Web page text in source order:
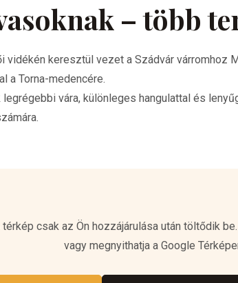
– több
keresztül vezet a Szádvár várromhoz
a Torna-medencére.
vára, különleges hangulattal és
térkép csak az Ön hozzájárulása után töltődik
vagy megnyithatja a Google